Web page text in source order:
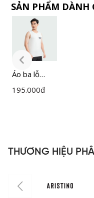
SẢN PHẨM DÀNH
Áo ba lỗ
Nam
195.000đ
THƯƠNG HIỆU